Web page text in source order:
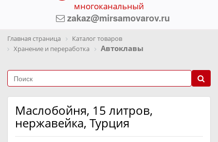
многоканальный
zakaz@mirsamovarov.ru
Главная страница
Каталог товаров
Хранение и переработка
Автоклавы
Маслобойня, 15 литров,
нержавейка, Турция